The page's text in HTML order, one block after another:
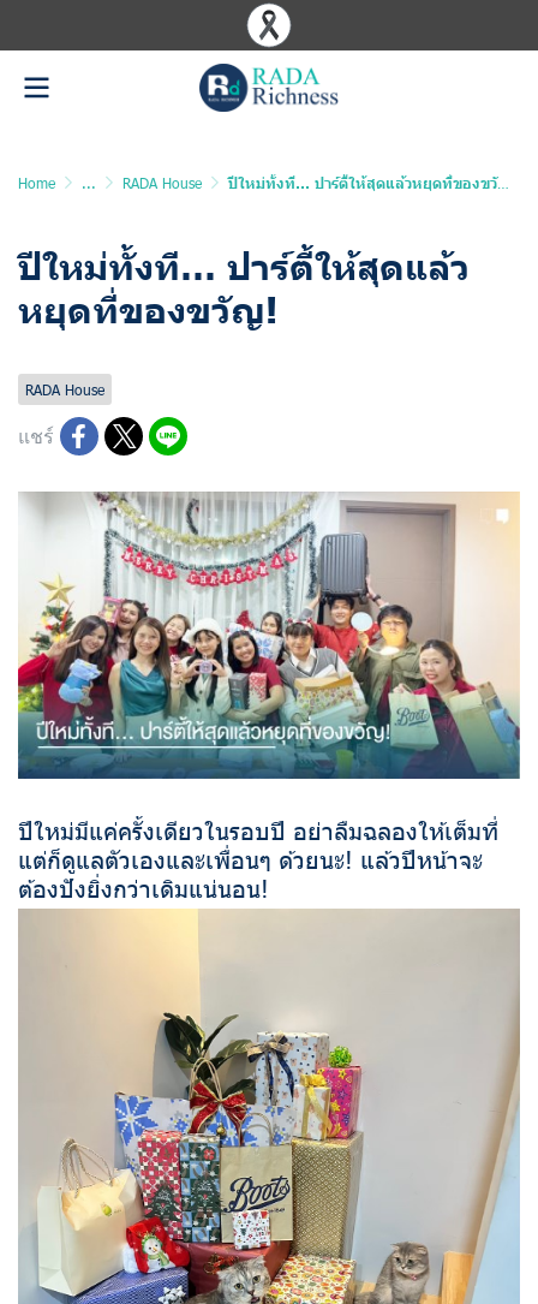
Home ... RADA House ปีใหม่ทั้งที… ปาร์ตี้ให้สุดแล้วหยุดที่ของขวัญ!
ปีใหม่ทั้งที… ปาร์ตี้ให้สุดแล้ว
หยุดที่ของขวัญ!
RADA House
แชร์
ปีใหม่มีแค่ครั้งเดียวในรอบปี อย่าลืมฉลองให้เต็มที่
แต่ก็ดูแลตัวเองและเพื่อนๆ ด้วยนะ! แล้วปีหน้าจะ
ต้องปังยิ่งกว่าเดิมแน่นอน!